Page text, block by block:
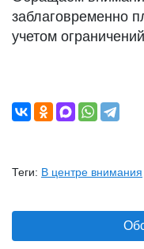
заблаговременно
учетом
Теги: В центре внимания